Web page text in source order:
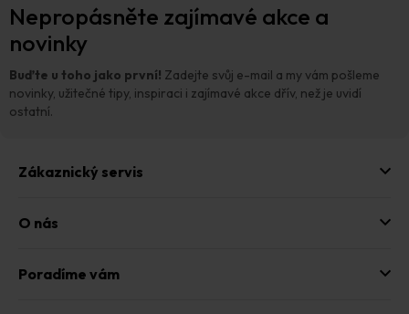
í
v
k
á
n
Nepropásněte zajímavé akce a
novinky
Buďte u toho jako první! Zadejte svůj e-mail a my vám pošleme
novinky, užitečné tipy, inspiraci i zajímavé akce dřív, než je uvidí
ostatní.
Zákaznický servis
O nás
Poradíme vám